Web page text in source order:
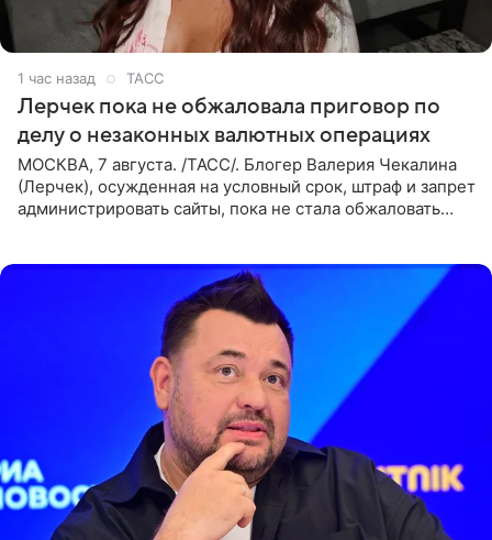
1 час назад ТАСС
Лерчек пока не обжаловала приговор по
делу о незаконных валютных операциях
МОСКВА, 7 августа. /ТАСС/. Блогер Валерия Чекалина
(Лерчек), осужденная на условный срок, штраф и запрет
администрировать сайты, пока не стала обжаловать